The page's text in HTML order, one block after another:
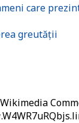
care
greutății